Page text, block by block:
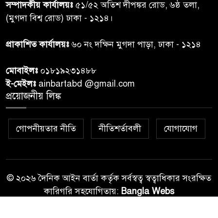
তদন্ত শেষ পর্যায়ে, দ্রুত চার্জশিট
৭
রাতের মধ্যে ঢাকাসহ ১০ অঞ্চলে
ঝড়বৃষ্টির পূর্বাভাস
৮
প্রধানমন্ত্রীর সঙ্গে দেখা করে স্বপ্নপূরণ
উপহার
৯
২০ আগস্ট রাষ্ট্রপতি নির্বাচন,
১০
সম্পাদকীয় কার্যালয়ঃ ৫১/৫২ অতিশ দীপঙ্কর রোড, ৬ষ্ঠ তলা,
(মুগদা বিশ্ব রোড) ঢাকা - ১২১৪।
প্রাকাশিত কার্যালয়ঃ৬০ নং দক্ষিন মুগদা পাড়া, ঢাকা - ১২১৪
মোবাইলঃ ০১৮১৯২৩১৪৮৮
ই-মেইলঃ ainbartabd @gmail.com
প্রয়োজনীয় লিঙ্ক
গোপনীয়তার নীতি নীতিশর্তাবলী যোগাযোগ
© ২০২৬ দৈনিক আইন বার্তা কর্তৃক সর্বস্বত্ব স্বত্বাধিকার সংরক্ষিত
কারিগরি সহযোগিতায়: Bangla Webs